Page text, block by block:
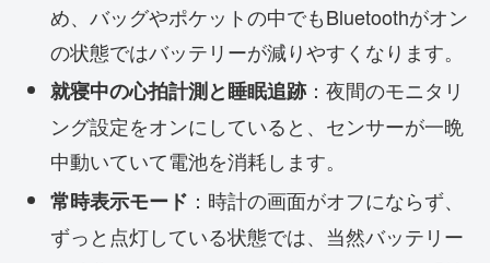
め、バッグやポケットの中でもBluetoothがオン
の状態ではバッテリーが減りやすくなります。
就寝中の心拍計測と睡眠追跡：夜間のモニタリ
ング設定をオンにしていると、センサーが一晩
中動いていて電池を消耗します。
常時表示モード ：時計の画面がオフにならず、
ずっと点灯している状態では、当然バッテリー